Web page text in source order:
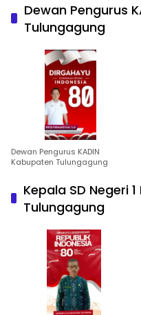
Dewan Pengurus
Tulungagung
Dewan Pengurus KADIN
Kabupaten Tulungagung
Kepala SD Negeri
Tulungagung